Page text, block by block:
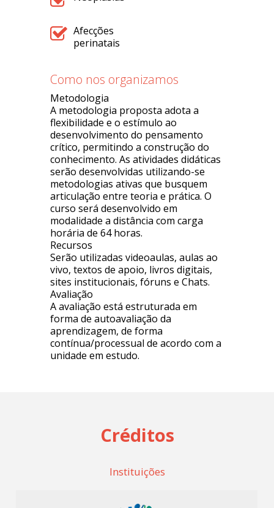
Afecções
perinatais
Como nos organizamos
Metodologia
A metodologia proposta adota a
flexibilidade e o estímulo ao
desenvolvimento do pensamento
crítico, permitindo a construção do
conhecimento. As atividades didáticas
serão desenvolvidas utilizando-se
metodologias ativas que busquem
articulação entre teoria e prática. O
curso será desenvolvido em
modalidade a distância com carga
horária de 64 horas.
Recursos
Serão utilizadas videoaulas, aulas ao
vivo, textos de apoio, livros digitais,
sites institucionais, fóruns e Chats.
Avaliação
A avaliação está estruturada em
forma de autoavaliação da
aprendizagem, de forma
contínua/processual de acordo com a
unidade em estudo.
Créditos
Instituições